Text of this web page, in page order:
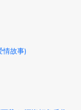
情故事)